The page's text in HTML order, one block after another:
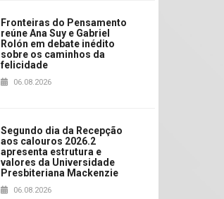
Fronteiras do Pensamento
reúne Ana Suy e Gabriel
Rolón em debate inédito
sobre os caminhos da
felicidade
06.08.2026
Segundo dia da Recepção
aos calouros 2026.2
apresenta estrutura e
valores da Universidade
Presbiteriana Mackenzie
06.08.2026